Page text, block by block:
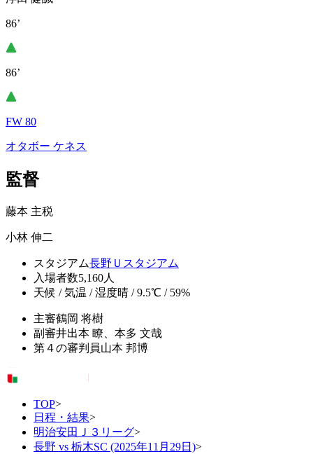
86’
86’
FW 80
オタボー ケネス
監督
藤本 主税
小林 伸二
スタジアム長野Ｕスタジアム
入場者数5,160人
天候 / 気温 / 湿度晴 / 9.5℃ / 59%
主審鶴岡 将樹
副審井出本 瞭、本多 文哉
第４の審判員山本 邦博
TOP>
日程・結果>
明治安田Ｊ３リーグ>
長野 vs 栃木SC (2025年11月29日)>